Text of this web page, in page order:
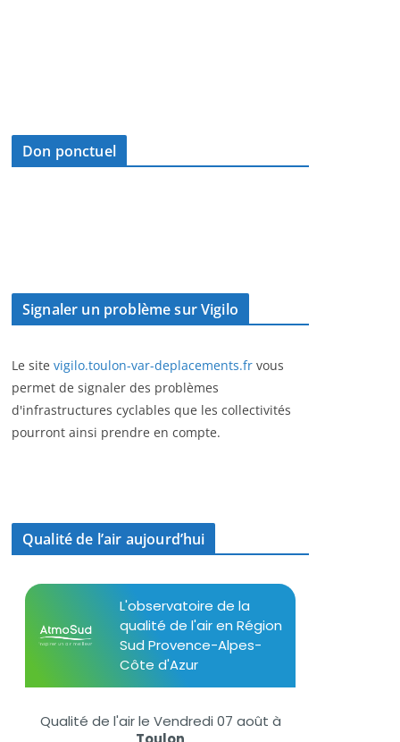
Don ponctuel
Signaler un problème sur Vigilo
Le site vigilo.toulon-var-deplacements.fr vous
permet de signaler des problèmes
d'infrastructures cyclables que les collectivités
pourront ainsi prendre en compte.
Qualité de l’air aujourd’hui